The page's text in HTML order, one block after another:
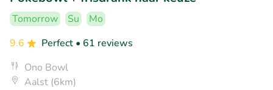
Tomorrow Su
Mo
9.6
Perfect • 61 reviews
Ono Bowl
Aalst (6km)